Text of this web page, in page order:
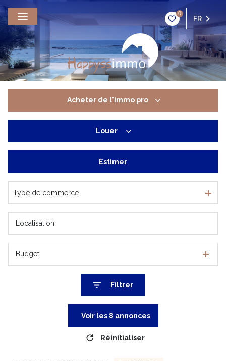
0
FR
Acheter de l'immo pro
De l'immo pro
Louer
De l'immo pro
Estimer
Type de commerce
Budget
Filtrer
Voir les 8 annonces
Réinitialiser